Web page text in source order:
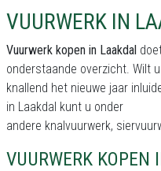
VUURWERK IN
Vuurwerk kopen in Laakdal
onderstaande overzicht. Wilt
knallend het nieuwe jaar
in Laakdal kunt u onder
andere knalvuurwerk,
VUURWERK KOPEN